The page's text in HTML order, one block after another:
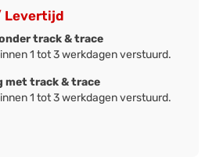
Levertijd
track & trace
1 tot 3 werkdagen verstuurd.
met track & trace
1 tot 3 werkdagen verstuurd.